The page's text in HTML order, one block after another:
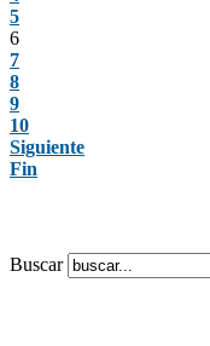
5
6
7
8
9
10
Siguiente
Fin
Buscar